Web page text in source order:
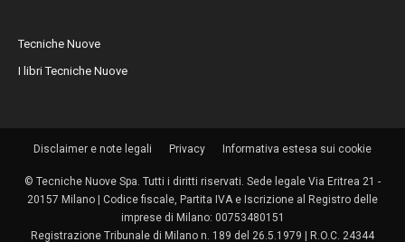
Tecniche Nuove
I libri Tecniche Nuove
Disclaimer e note legali Privacy Informativa estesa sui cookie
© Tecniche Nuove Spa. Tutti i diritti riservati. Sede legale Via Eritrea 21 -
20157 Milano | Codice fiscale, Partita IVA e Iscrizione al Registro delle
imprese di Milano: 00753480151
Registrazione Tribunale di Milano n. 189 del 26.5.1979 | R.O.C. 24344